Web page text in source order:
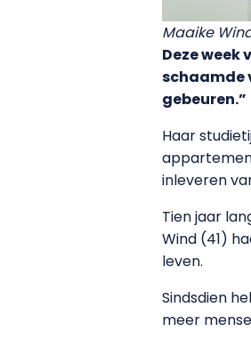
Maaike
Deze week
schaamde
gebeuren.”
Haar
inleveren
Tien jaar
Wind (41)
leven.
Sindsdien
meer